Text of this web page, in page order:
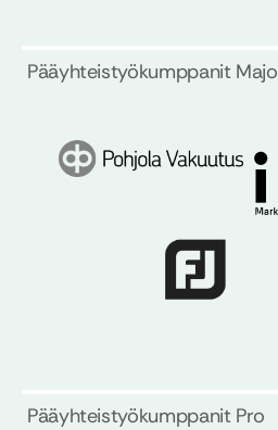
Pääyhteistyökumppanit
Pääyhteistyökumppanit Pro